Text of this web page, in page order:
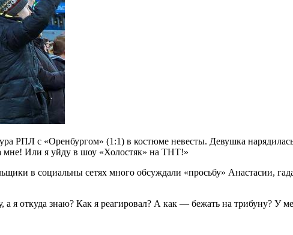
РПЛ с «Оренбургом» (1:1) в костюме невесты. Девушка
мне! Или я уйду в шоу «Холостяк» на ТНТ!»
в социальны сетях много обсуждали «просьбу» Анастасии,
я откуда знаю? Как я реагировал? А как — бежать на трибуну? У